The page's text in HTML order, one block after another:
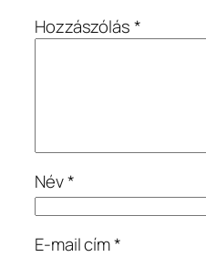
Hozzászólás*
Név*
E-mail cím*